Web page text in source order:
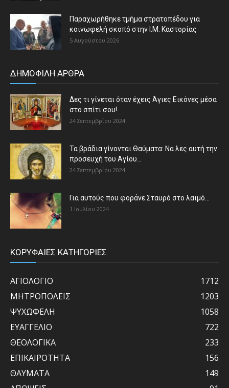
Παραχωρήθηκε τμήμα στρατοπέδου για
κοινωφελή σκοπό στην Ι.Μ. Καστορίας
5 Αυγούστου 2026
ΔΗΜΟΦΙΛΗ ΑΡΘΡΑ
Δες τι γίνεται όταν έχεις Άγιες Εικόνες μέσα
στο σπίτι σου!
24 Σεπτεμβρίου 2024
Τα βράδια γίνονται Θαύματα: Να λες αυτή την
προσευχή του Αγίου...
24 Σεπτεμβρίου 2024
Για αυτούς που φοράνε Σταυρό στο λαιμό…
1 Ιουλίου 2024
ΚΟΡΥΦΑΙΕΣ ΚΑΤΗΓΟΡΙΕΣ
ΑΓΙΟΛΟΓΙΟ
1712
ΜΗΤΡΟΠΟΛΕΙΣ
1203
ΨΥΧΩΦΕΛΗ
1058
ΕΥΑΓΓΕΛΙΟ
722
ΘΕΟΛΟΓΙΚΑ
233
ΕΠΙΚΑΙΡΟΤΗΤΑ
156
ΘΑΥΜΑΤΑ
149